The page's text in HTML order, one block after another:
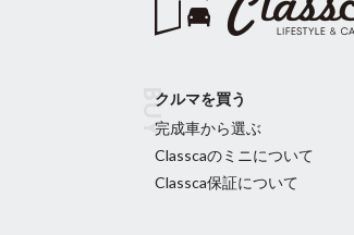
クルマを買う
完成車から選ぶ
Classcaのミニについて
Classca保証について